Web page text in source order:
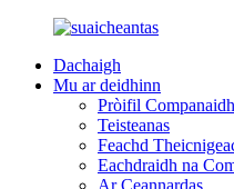
Dachaigh
Mu ar deidhinn
Pròifil Companaidh
Teisteanas
Feachd
Eachdraidh na
Ar Ceannardas